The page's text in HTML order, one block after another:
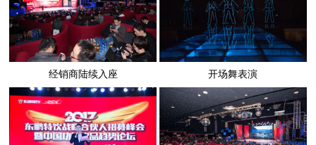
经销商陆续入座 开场舞表演